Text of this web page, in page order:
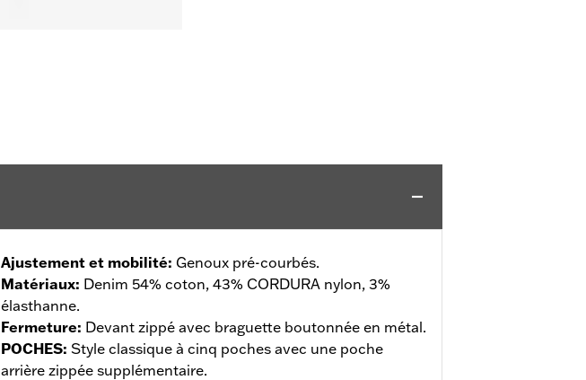
Ajustement et mobilité: Genoux pré-courbés.
Matériaux: Denim 54% coton, 43% CORDURA nylon, 3%
élasthanne.
Fermeture: Devant zippé avec braguette boutonnée en métal.
POCHES: Style classique à cinq poches avec une poche
arrière zippée supplémentaire.